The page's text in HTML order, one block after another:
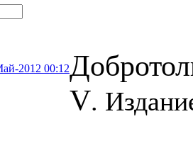
2012 00:12
V.